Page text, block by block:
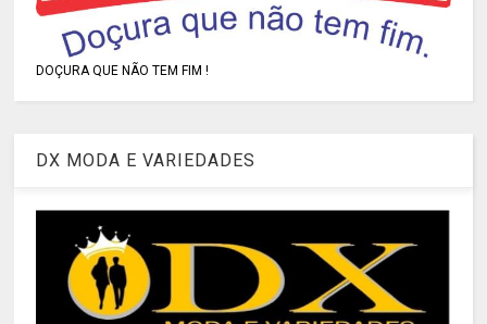
DOÇURA QUE NÃO TEM FIM !
DX MODA E VARIEDADES